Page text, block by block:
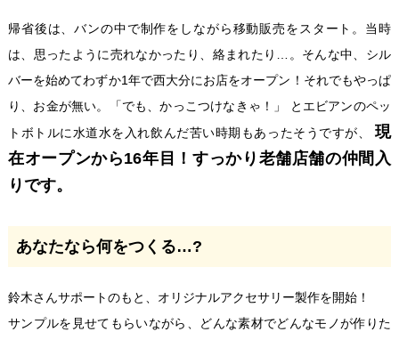
帰省後は、バンの中で制作をしながら移動販売をスタート。当時
は、思ったように売れなかったり、絡まれたり…。そんな中、シル
バーを始めてわずか1年で西大分にお店をオープン！それでもやっぱ
り、お金が無い。「でも、かっこつけなきゃ！」 とエビアンのペッ
トボトルに水道水を入れ飲んだ苦い時期もあったそうですが、現
在オープンから16年目！すっかり老舗店舗の仲間入
りです。
あなたなら何をつくる…?
鈴木さんサポートのもと、オリジナルアクセサリー製作を開始！
サンプルを見せてもらいながら、どんな素材でどんなモノが作りた